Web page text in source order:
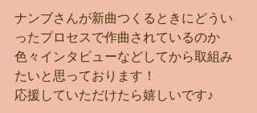
ナンブさんが新曲つくるときにどうい
ったプロセスで作曲されているのか
色々インタビューなどしてから取組み
たいと思っております！
応援していただけたら嬉しいです♪